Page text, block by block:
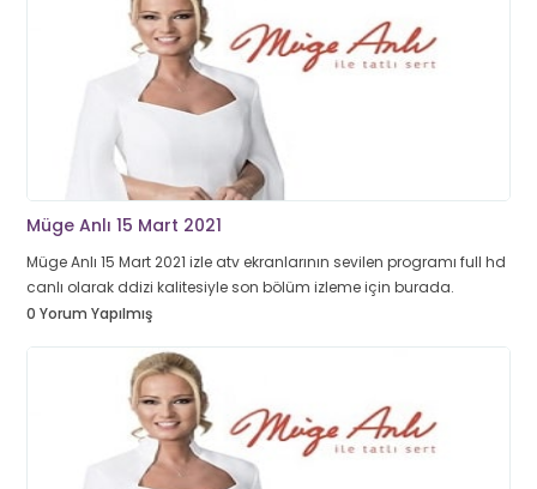
Müge Anlı 15 Mart 2021
Müge Anlı 15 Mart 2021 izle atv ekranlarının sevilen programı full hd
canlı olarak ddizi kalitesiyle son bölüm izleme için burada.
0 Yorum Yapılmış